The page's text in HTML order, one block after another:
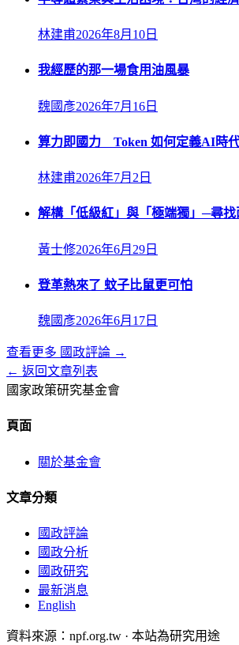
林建甫2026年8月10日
我經歷的那一場食用油風暴
魏國彥2026年7月16日
算力即國力 Token 如何定義AI時
林建甫2026年7月2日
解構「低級紅」與「極端獨」─尋
黃士修2026年6月29日
登革熱來了 蚊子比鼠更可怕
魏國彥2026年6月17日
查看更多 國政評論 →
← 返回文章列表
國家政策研究基金會
頁面
關於基金會
文章分類
國政評論
國政分析
國政研究
最新消息
English
資料來源：npf.org.tw · 本站為研究用途